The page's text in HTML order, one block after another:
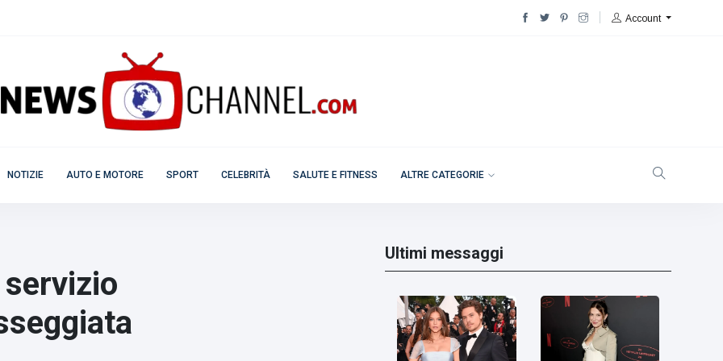
Account
NOTIZIE AUTO E MOTORE SPORT CELEBRITÀ SALUTE E FITNESS ALTRE CATEGORIE
Ultimi messaggi